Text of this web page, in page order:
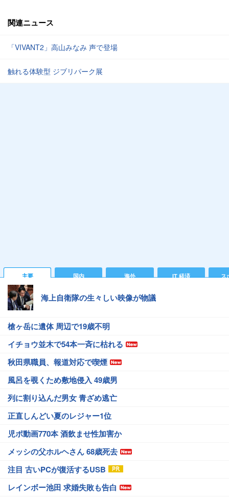
関連ニュース
「VIVANT2」高山みなみ 声で登場
触れる体験型 ジブリパーク展
主要 国内 海外 IT 経済 ス
海上自衛隊の生々しい映像が物議
槍ヶ岳に遺体 周辺で19歳不明
イチョウ並木で54本一斉に枯れる
秋田県職員、報道対応で喫煙
風呂を覗くため敷地侵入 49歳男
列に割り込んだ男女 青ざめ逃亡
正直しんどい夏のレジャー1位
児ポ動画770本 酒飲ませ性加害か
メッシの父ホルヘさん 68歳死去
注目 古いPCが復活するUSB
レインボー池田 求婚失敗も告白